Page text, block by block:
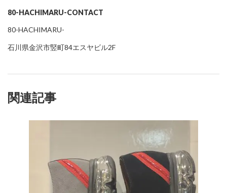
80-HACHIMARU-CONTACT
80-HACHIMARU-
石川県金沢市竪町84エスヤビル2F
関連記事